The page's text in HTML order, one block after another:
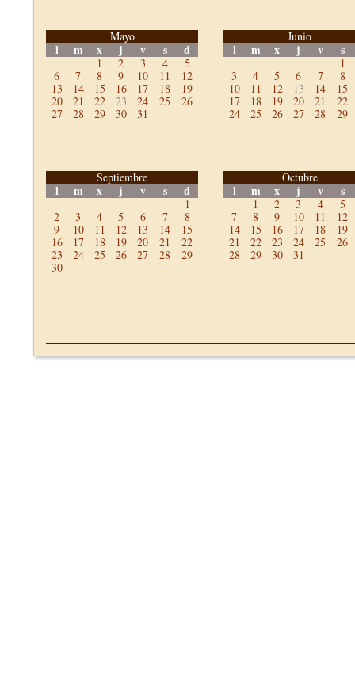
Mayo
l m x j v s d
1 2 3 4
5
6
7 8 9 10 11
12
13
14 15 16 17 18
19
20
21 22 23 24 25
26
27
28 29 30 31
Junio
l m x j v s
1
3
4 5 6 7
8
10
11 12 13 14
15
17
18 19 20 21
22
24
25 26 27 28 29
Septiembre
l m x j v s d
1
2
3 4 5 6 7
8
9
10 11 12 13 14
15
16
17 18 19 20 21
22
23
24 25 26 27 28
29
30
Octubre
l m x j v s
1 2 3 4
5
7
8 9 10 11
12
14
15 16 17 18
19
21
22 23 24 25
26
28
29 30 31